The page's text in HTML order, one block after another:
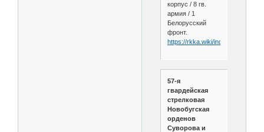
корпус / 8 гв.
армия / 1
Белорусский
фронт.
https://rkka.wiki/index.php/
57-я
гвардейская
стрелковая
Новобугская
орденов
Суворова и